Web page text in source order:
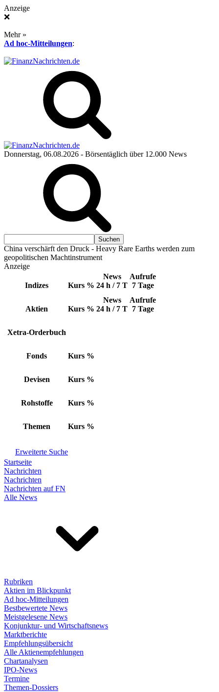
Anzeige
❌
Mehr »
Ad hoc-Mitteilungen:
Donnerstag, 06.08.2026 - Börsentäglich über 12.000 News
China verschärft den Druck - Heavy Rare Earths werden zum
geopolitischen Machtinstrument
Anzeige
Indizes Kurs %
News
24 h / 7 T
Aufrufe
7 Tage
Aktien Kurs %
News
24 h / 7 T
Aufrufe
7 Tage
Xetra-Orderbuch
Fonds Kurs %
Devisen Kurs %
Rohstoffe Kurs %
Themen Kurs %
Erweiterte Suche
Startseite
Nachrichten
Nachrichten
Nachrichten auf FN
Alle News
Rubriken
Aktien im Blickpunkt
Ad hoc-Mitteilungen
Bestbewertete News
Meistgelesene News
Konjunktur- und Wirtschaftsnews
Marktberichte
Empfehlungsübersicht
Alle Aktienempfehlungen
Chartanalysen
IPO-News
Termine
Themen-Dossiers